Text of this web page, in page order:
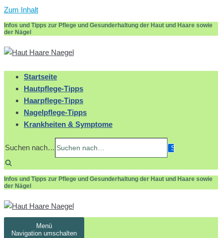
Zum Inhalt
Infos und Tipps zur Pflege und Gesunderhaltung der Haut und Haare sowie
der Nägel
Startseite
Hautpflege-Tipps
Haarpflege-Tipps
Nagelpflege-Tipps
Krankheiten & Symptome
Suchen nach…
Infos und Tipps zur Pflege und Gesunderhaltung der Haut und Haare sowie
der Nägel
Menü
Navigation umschalten